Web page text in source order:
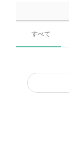
すべて